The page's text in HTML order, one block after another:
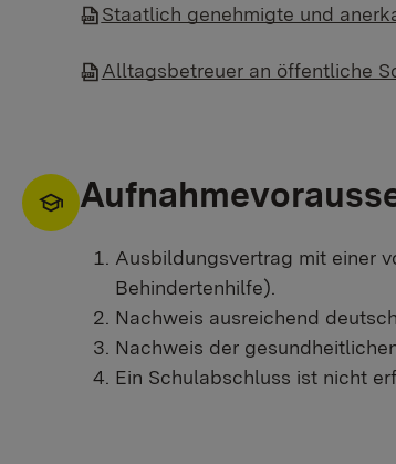
Staatlich genehmigte und
Alltagsbetreuer an öffentliche
Ausbildungsvertrag mit einer
Behindertenhilfe).
Nachweis ausreichend
Nachweis der
Ein Schulabschluss ist nicht